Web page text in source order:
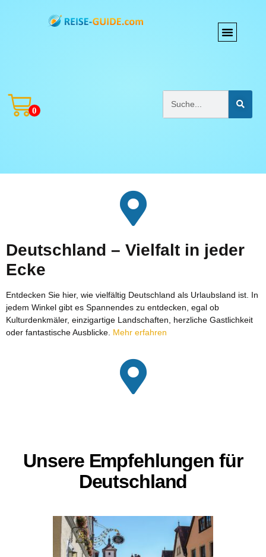
0
Deutschland – Vielfalt in jeder
Ecke
Entdecken Sie hier, wie vielfältig Deutschland als Urlaubsland ist. In
jedem Winkel gibt es Spannendes zu entdecken, egal ob
Kulturdenkmäler, einzigartige Landschaften, herzliche Gastlichkeit
oder fantastische Ausblicke. Mehr erfahren
Unsere Empfehlungen für
Deutschland